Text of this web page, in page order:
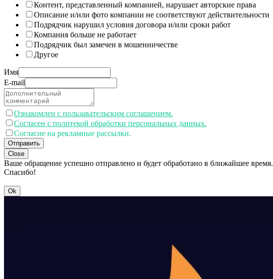
Контент, представленный компанией, нарушает авторские права
Описание и/или фото компании не соответствуют действительности
Подрядчик нарушил условия договора и/или сроки работ
Компания больше не работает
Подрядчик был замечен в мошенничестве
Другое
Имя
E-mail
Ознакомлен с пользавательским соглашением.
Согласен с политекой обработки персональных данных.
Согласие на рекламные рассылки.
Отправить
Close
Ваше обращение успешно отправлено и будет обработано в ближайшее время.
Спасибо!
Ok